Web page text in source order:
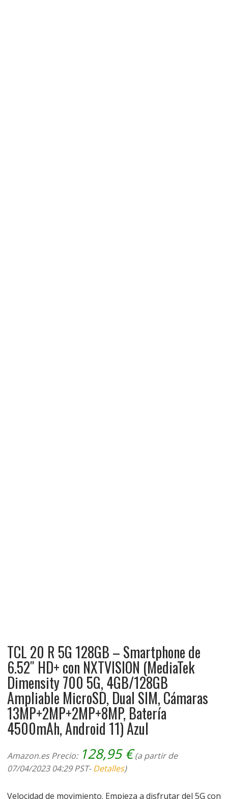
TCL 20 R 5G 128GB – Smartphone de
6.52″ HD+ con NXTVISION (MediaTek
Dimensity 700 5G, 4GB/128GB
Ampliable MicroSD, Dual SIM, Cámaras
13MP+2MP+2MP+8MP, Batería
4500mAh, Android 11) Azul
Amazon.es Precio: 128,95€(a partir de
07/04/2023 04:29 PST-Detalles)
Velocidad de movimiento. Empieza a disfrutar del 5G con